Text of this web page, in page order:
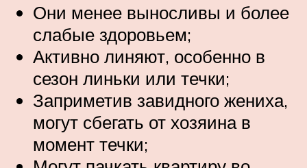
Они менее выносливы и более
слабые здоровьем;
Активно линяют, особенно в
сезон линьки или течки;
Заприметив завидного жениха,
могут сбегать от хозяина в
момент течки;